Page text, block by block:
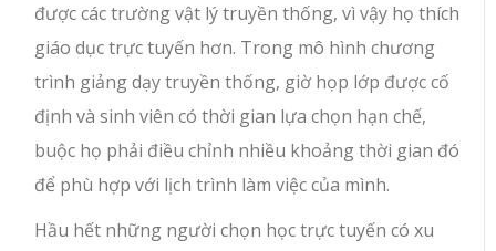
được các trường vật lý truyền thống, vì vậy họ thích
giáo dục trực tuyến hơn. Trong mô hình chương
trình giảng dạy truyền thống, giờ họp lớp được cố
định và sinh viên có thời gian lựa chọn hạn chế,
buộc họ phải điều chỉnh nhiều khoảng thời gian đó
để phù hợp với lịch trình làm việc của mình.
Hầu hết những người chọn học trực tuyến có xu